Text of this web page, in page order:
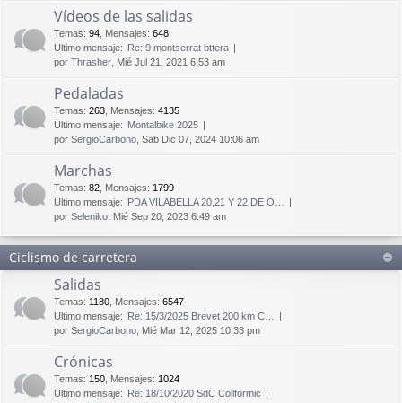
Vídeos de las salidas
Temas: 94 Mensajes: 648
Último mensaje: Re: 9 montserrat bttera
por Thrasher , Mié Jul 21, 2021 6:53 am
Pedaladas
Temas: 263 Mensajes: 4135
Último mensaje: Montalbike 2025
por SergioCarbono , Sab Dic 07, 2024 10:06 am
Marchas
Temas: 82 Mensajes: 1799
Último mensaje: PDA VILABELLA 20,21 Y 22 DE O…
por Seleniko , Mié Sep 20, 2023 6:49 am
Ciclismo de carretera
Salidas
Temas: 1180 Mensajes: 6547
Último mensaje: Re: 15/3/2025 Brevet 200 km C…
por SergioCarbono , Mié Mar 12, 2025 10:33 pm
Crónicas
Temas: 150 Mensajes: 1024
Último mensaje: Re: 18/10/2020 SdC Collformic